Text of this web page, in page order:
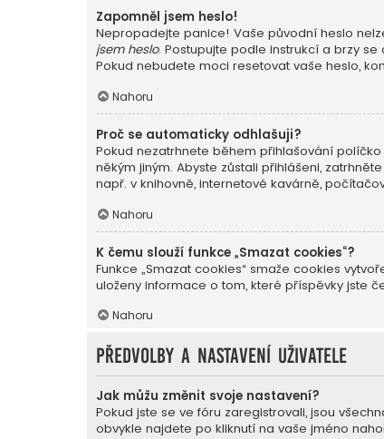
Zapomněl jsem heslo!
Nepropadejte panice! Vaše původní heslo
jsem heslo. Postupujte podle instrukcí a brzy
Pokud nebudete moci resetovat vaše heslo,
Nahoru
Proč se automaticky odhlašuji?
Pokud nezatrhnete během přihlašování políčko
někým jiným. Abyste zůstali přihlášeni,
např. v knihovně, internetové kavárně,
Nahoru
K čemu slouží funkce „Smazat cookies“?
Funkce „Smazat cookies“ smaže cookies
uloženy informace o tom, které příspěvky jste
Nahoru
Předvolby a nastavení uživatele
Jak můžu změnit svoje nastavení?
Pokud jste se ve fóru zaregistrovali, jsou
obvykle najdete po kliknutí na vaše jméno